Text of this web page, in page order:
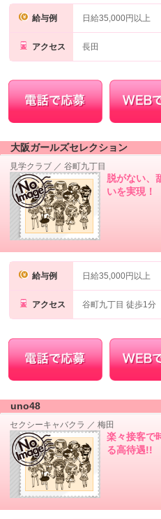
給与例 日給35,000円以上
アクセス 長田
大阪ガールズセレクション
見学クラブ ／谷町九丁目
脱がない、
いを実現！
給与例 日給35,000円以上
アクセス 谷町九丁目 徒歩1分
uno48
セクシーキャバクラ ／梅田
楽々接客で
る高待遇!!